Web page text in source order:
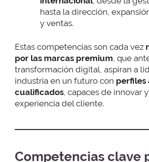
hasta la dirección,
y ventas.
Estas competencias son cada vez
por las marcas premium, que
transformación digital, aspiran a
industria en un futuro con perfiles
cualificados, capaces de innovar
experiencia del cliente.
Competencias clave